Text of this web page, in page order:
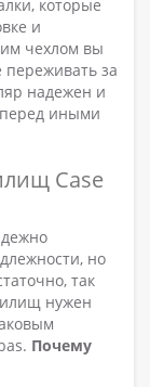
которые
и
чехлом вы
переживать за
надежен и
иными
Case
но
так
нужен
Почему